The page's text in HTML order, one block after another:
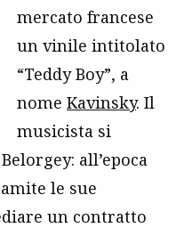
mercato francese
un vinile intitolato
“Teddy Boy”, a
nome Kavinsky. Il
musicista si
all’epoca
le sue
un contratto